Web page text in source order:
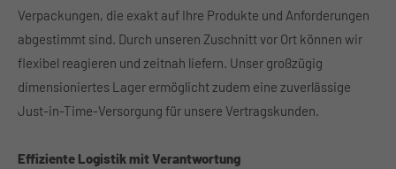
Verpackungen, die exakt auf Ihre Produkte und Anforderungen
abgestimmt sind. Durch unseren Zuschnitt vor Ort können wir
flexibel reagieren und zeitnah liefern. Unser großzügig
dimensioniertes Lager ermöglicht zudem eine zuverlässige
Just-in-Time-Versorgung für unsere Vertragskunden.
Effiziente Logistik mit Verantwortung